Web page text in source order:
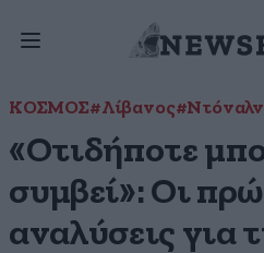
ΚΟΣΜΟΣ#Λίβανος
«Οτιδήποτε
συμβεί»: Οι
αναλύσεις για